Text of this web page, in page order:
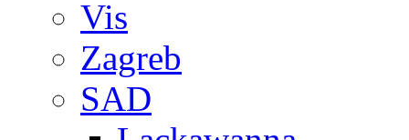
Vis
Zagreb
SAD